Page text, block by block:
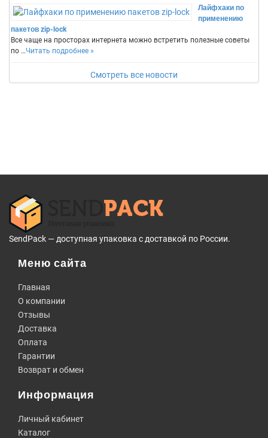
Лайфхаки по
применению
пакетов zip-lock
Все чаще на просторах интернета можно встретить полезные советы
по …Читать подробнее »
Смотреть все новости
SendPack — доступная упаковка с доставкой по России.
Меню сайта
Главная
О компании
Отзывы
Доставка
Оплата
Гарантии
Возврат и обмен
Информация
Личный кабинет
Каталог